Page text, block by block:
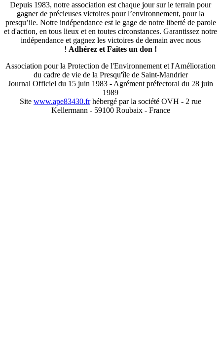
Depuis 1983, notre association est chaque jour sur le terrain pour
gagner de précieuses victoires pour l’environnement, pour la
presqu’ile. Notre indépendance est le gage de notre liberté de parole
et d'action, en tous lieux et en toutes circonstances. Garantissez notre
indépendance et gagnez les victoires de demain avec nous
! Adhérez et Faites un don !
Association pour la Protection de l'Environnement et l'Amélioration
du cadre de vie de la Presqu'île de Saint-Mandrier
Journal Officiel du 15 juin 1983 - Agrément préfectoral du 28 juin
1989
Site www.ape83430.frhébergé par la société OVH - 2 rue
Kellermann - 59100 Roubaix - France